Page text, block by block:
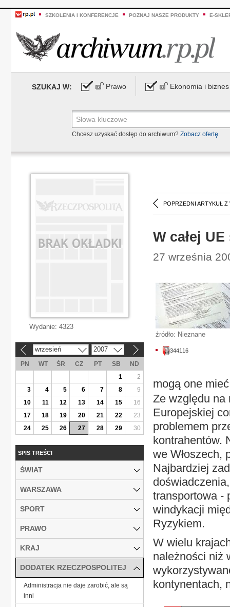
SZKOLENIA I KONFERENCJE POZNAJ NASZE PRODUKTY E-
SZUKAJ W: Prawo Ekonomia i biznes
Chcesz uzyskać dostęp do archiwum? Zobacz ofertę
POPRZEDNI ARTYKUŁ Z
W całej
27 września
źródło: Nieznane
344116
mogą one
Ze względu na
Europejskiej
problemem
kontrahentów.
we Włoszech,
Najbardziej
transportowa -
windykacji
Ryzykiem.
W wielu
należności niż
kontynentach,
Wydanie: 4323
wrzesień 2007
PN WT ŚR CZ PT SB
ND
1
2
3
4 5 6 7 8
9
10
11 12 13 14 15
16
17
18 19 20 21 22
23
24
25 26 27 28 29 30
SPIS TREŚCI
ŚWIAT
WARSZAWA
SPORT
PRAWO
KRAJ
DODATEK RZECZPOSPOLITEJ
Administracja nie daje zarobić, ale są
inni